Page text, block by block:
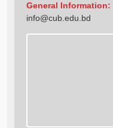
General Information:
info@cub.edu.bd